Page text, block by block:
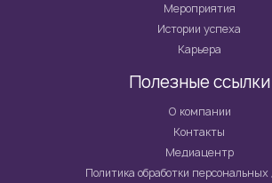
Мероприятия
Истории успеха
Карьера
Полезные ссылки
О компании
Контакты
Медиацентр
Политика обработки